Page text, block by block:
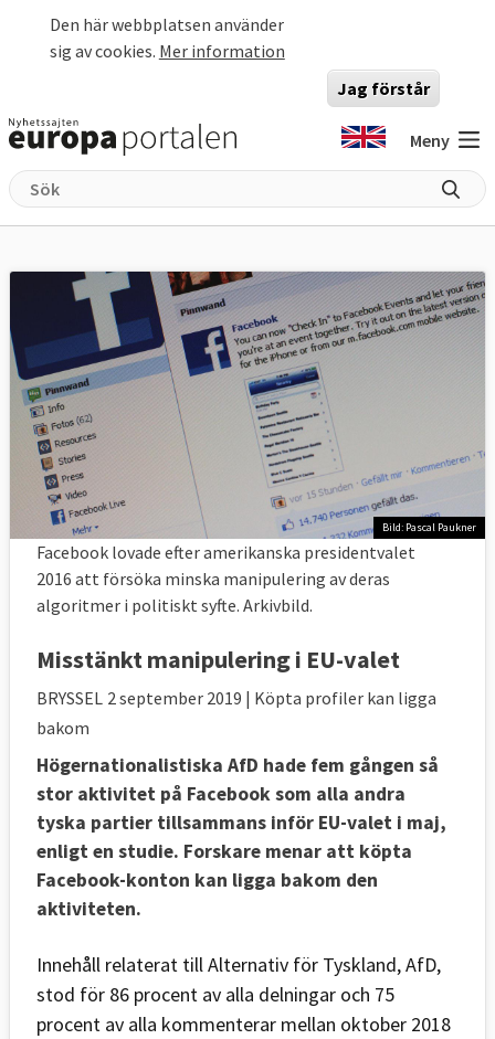
Den här webbplatsen använder
sig av cookies. Mer information
Jag förstår
Meny
Bild: Pascal Paukner
Facebook lovade efter amerikanska presidentvalet
2016 att försöka minska manipulering av deras
algoritmer i politiskt syfte. Arkivbild.
Misstänkt manipulering i EU-valet
BRYSSEL 2 september 2019 | Köpta profiler kan ligga
bakom
Högernationalistiska AfD hade fem gången så
stor aktivitet på Facebook som alla andra
tyska partier tillsammans inför EU-valet i maj,
enligt en studie. Forskare menar att köpta
Facebook-konton kan ligga bakom den
aktiviteten.
Innehåll relaterat till Alternativ för Tyskland, AfD,
stod för 86 procent av alla delningar och 75
procent av alla kommenterar mellan oktober 2018